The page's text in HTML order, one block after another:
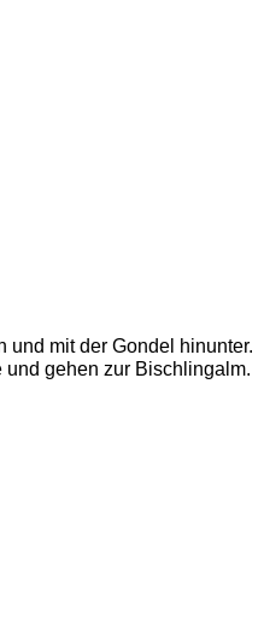
und mit der Gondel hinunter.
gehen zur Bischlingalm.